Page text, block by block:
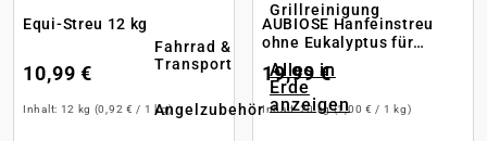
Fahrrad &
Transport
Angelzubehör
Grillreinigung
Alles in
Erde
anzeigen
Equi-Streu 12 kg
10,99 €
Inhalt: 12 kg (0,92 € / 1 kg)
AUBIOSE Hanfeinstreu
ohne Eukalyptus für
Pferde 20 kg
19,99 €
Inhalt:20 kg(1,00 € / 1 kg)